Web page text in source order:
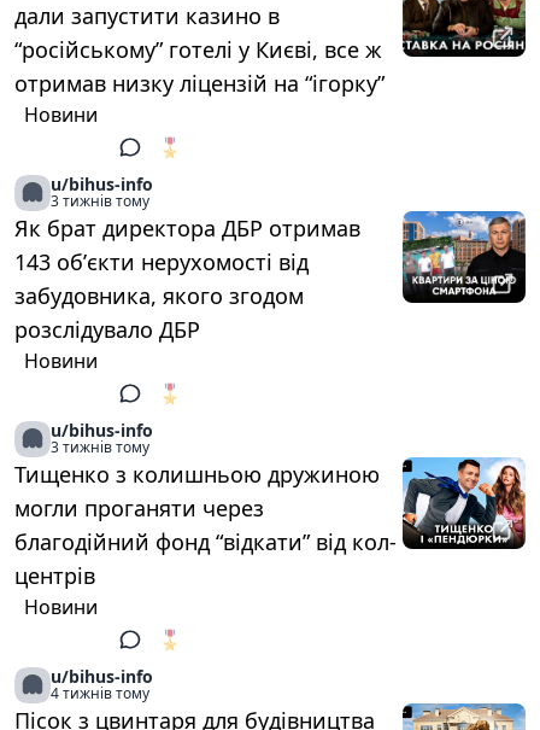
дали запустити казино в
“російському” готелі у Києві, все ж
отримав низку ліцензій на “ігорку”
Новини
🎖️
u/bihus-info
3 тижнів тому
Як брат директора ДБР отримав
143 обʼєкти нерухомості від
забудовника, якого згодом
розслідувало ДБР
Новини
🎖️
u/bihus-info
3 тижнів тому
Тищенко з колишньою дружиною
могли проганяти через
благодійний фонд “відкати” від кол-
центрів
Новини
🎖️
u/bihus-info
4 тижнів тому
Пісок з цвинтаря для будівництва